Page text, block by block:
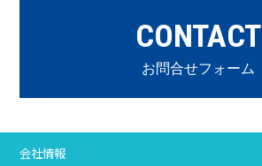
CONTACT
お問合せフォーム
会社情報